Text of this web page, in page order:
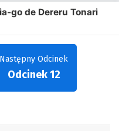
go de Dereru Tonari
Następny Odcinek
Odcinek 12